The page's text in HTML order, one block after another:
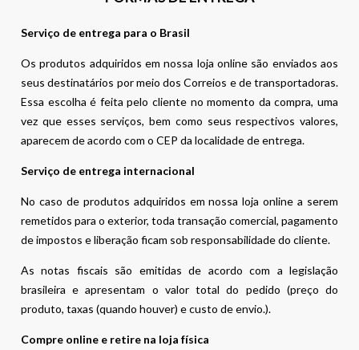
Serviço de entrega para o Brasil
Os produtos adquiridos em nossa loja online são enviados aos
seus destinatários por meio dos Correios e de transportadoras.
Essa escolha é feita pelo cliente no momento da compra, uma
vez que esses serviços, bem como seus respectivos valores,
aparecem de acordo com o CEP da localidade de entrega.
Serviço de entrega internacional
No caso de produtos adquiridos em nossa loja online a serem
remetidos para o exterior, toda transação comercial, pagamento
de impostos e liberação ficam sob responsabilidade do cliente.
As notas fiscais são emitidas de acordo com a legislação
brasileira e apresentam o valor total do pedido (preço do
produto, taxas (quando houver) e custo de envio.).
Compre online e retire na loja física